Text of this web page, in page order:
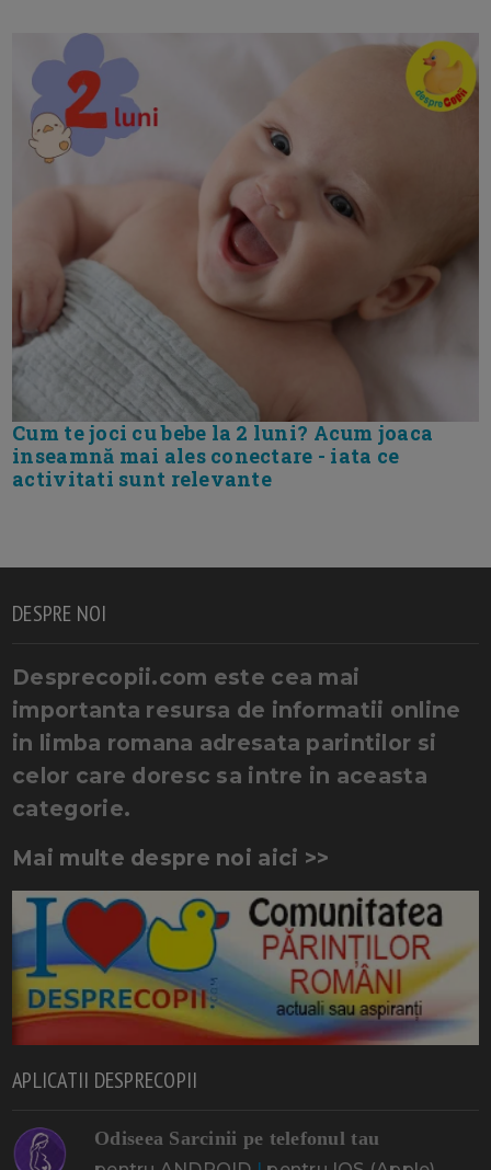
Cum te joci cu bebe la 2 luni? Acum joaca
inseamnă mai ales conectare - iata ce
activitati sunt relevante
DESPRE NOI
Desprecopii.com este cea mai
importanta resursa de informatii online
in limba romana adresata parintilor si
celor care doresc sa intre in aceasta
categorie.
Mai multe despre noi aici >>
APLICATII DESPRECOPII
Odiseea Sarcinii pe telefonul tau